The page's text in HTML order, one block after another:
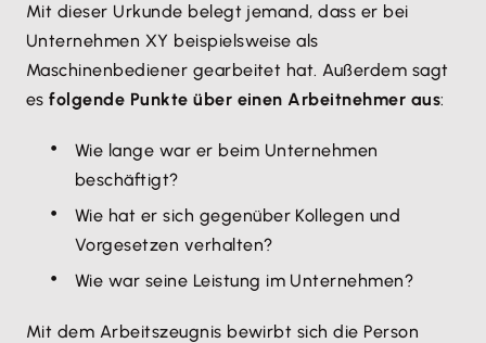
Mit dieser Urkunde belegt jemand, dass er bei
Unternehmen XY beispielsweise als
Maschinenbediener gearbeitet hat. Außerdem sagt
esfolgende Punkte über einen Arbeitnehmer aus:
Wie lange war er beim Unternehmen
beschäftigt?
Wie hat er sich gegenüber Kollegen und
Vorgesetzen verhalten?
Wie war seine Leistung im Unternehmen?
Mit dem Arbeitszeugnis bewirbt sich die Person